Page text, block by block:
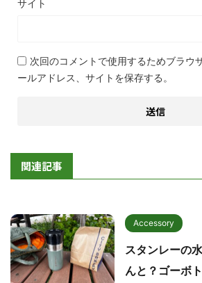
サイト
次回のコメントで使用するためブラウ
ールアドレス、サイトを保存する。
関連記事
Accessory
スタンレーの
んと？ゴーボ